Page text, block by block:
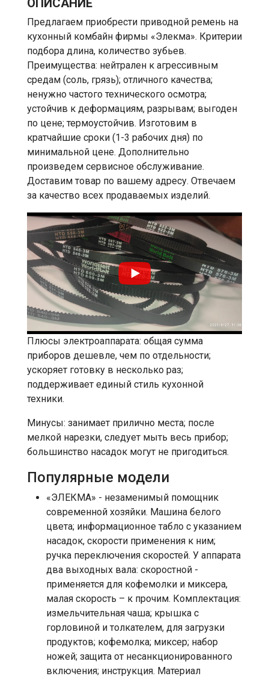
ОПИСАНИЕ
Предлагаем приобрести приводной ремень на
кухонный комбайн фирмы «Элекма». Критерии
подбора длина, количество зубьев.
Преимущества: нейтрален к агрессивным
средам (соль, грязь); отличного качества;
ненужно частого технического осмотра;
устойчив к деформациям, разрывам; выгоден
по цене; термоустойчив. Изготовим в
кратчайшие сроки (1-3 рабочих дня) по
минимальной цене. Дополнительно
произведем сервисное обслуживание.
Доставим товар по вашему адресу. Отвечаем
за качество всех продаваемых изделий.
Плюсы электроаппарата: общая сумма
приборов дешевле, чем по отдельности;
ускоряет готовку в несколько раз;
поддерживает единый стиль кухонной
техники.
Минусы: занимает прилично места; после
мелкой нарезки, следует мыть весь прибор;
большинство насадок могут не пригодиться.
Популярные модели
«ЭЛЕКМА» - незаменимый помощник
современной хозяйки. Машина белого
цвета; информационное табло с указанием
насадок, скорости применения к ним;
ручка переключения скоростей. У аппарата
два выходных вала: скоростной -
применяется для кофемолки и миксера,
малая скорость – к прочим. Комплектация:
измельчительная чаша; крышка с
горловиной и толкателем, для загрузки
продуктов; кофемолка; миксер; набор
ножей; защита от несанкционированного
включения; инструкция. Материал